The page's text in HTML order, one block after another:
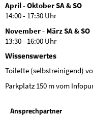
April - Oktober SA & SO
14:00 - 17:30 Uhr
November - März SA & SO
13:30 - 16:00 Uhr
Wissenswertes
Toilette (selbstreinigend)
Parkplatz 150 m vom
Ansprechpartner